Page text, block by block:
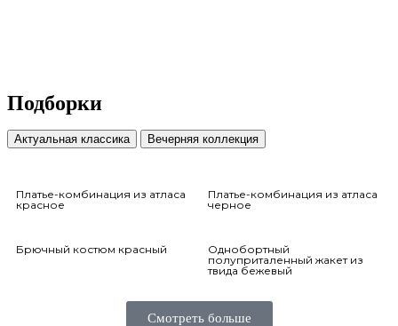
Подборки
Актуальная классика Вечерняя коллекция
Платье-комбинация из атласа
красное
Платье-комбинация из атласа
черное
Брючный костюм красный
Однобортный
полуприталенный жакет из
твида бежевый
Смотреть больше